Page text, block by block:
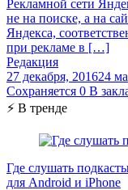
Рекламной сети
не на поиске, а на
Яндекса,
при рекламе в […]
Редакция
27 декабря, 201624
Сохраняется 0 В
⚡ В тренде
Где слушать
для Android и iPhone